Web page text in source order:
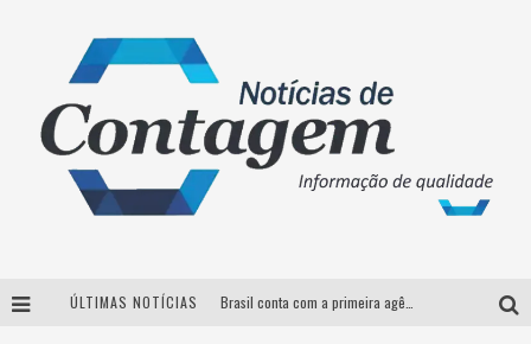
ÚLTIMAS NOTÍCIAS